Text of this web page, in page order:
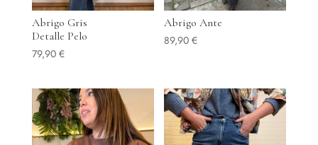
Abrigo Gris
Detalle Pelo
79,90 €
Abrigo Ante
89,90€